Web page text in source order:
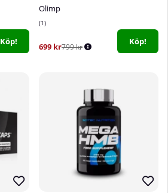
Köp!
Olimp
1
699 kr799 kr
Köp!